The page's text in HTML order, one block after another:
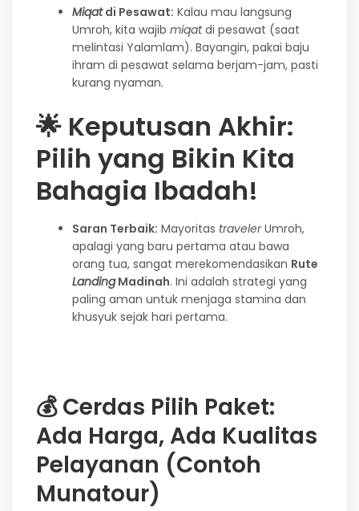
Miqatdi Pesawat: Kalau mau langsung
Umroh, kita wajib miqatdi pesawat (saat
melintasi Yalamlam). Bayangin, pakai baju
ihram di pesawat selama berjam-jam, pasti
kurang nyaman.
🌟 Keputusan Akhir:
Pilih yang Bikin Kita
Bahagia Ibadah!
Saran Terbaik: Mayoritas travelerUmroh,
apalagi yang baru pertama atau bawa
orang tua, sangat merekomendasikan Rute
LandingMadinah. Ini adalah strategi yang
paling aman untuk menjaga stamina dan
khusyuk sejak hari pertama.
💰Cerdas Pilih Paket:
Ada Harga, Ada Kualitas
Pelayanan (Contoh
Munatour)